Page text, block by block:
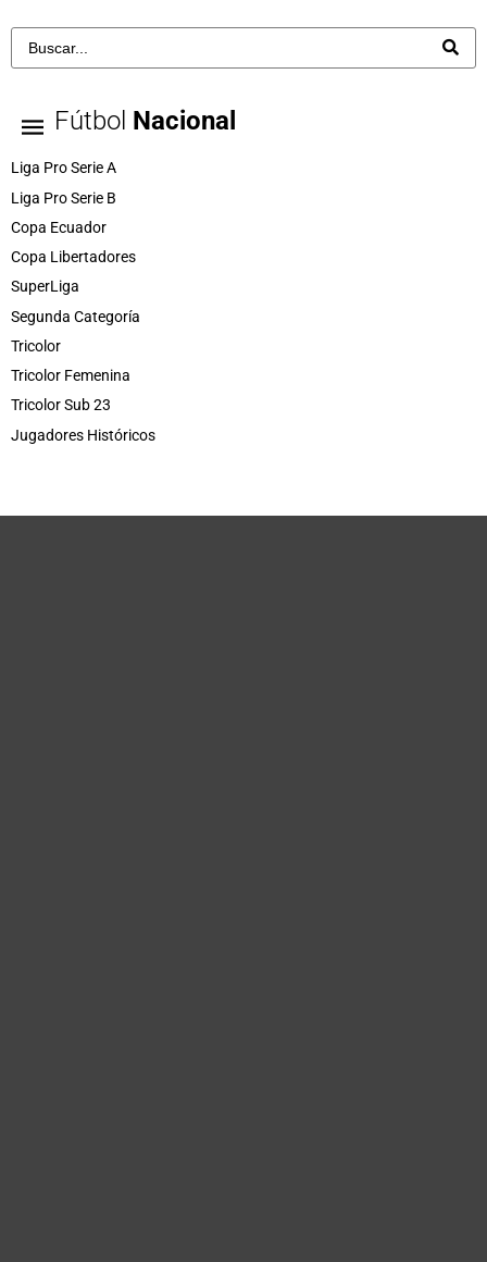
Fútbol Nacional
Liga Pro Serie A
Liga Pro Serie B
Copa Ecuador
Copa Libertadores
SuperLiga
Segunda Categoría
Tricolor
Tricolor Femenina
Tricolor Sub 23
Jugadores Históricos